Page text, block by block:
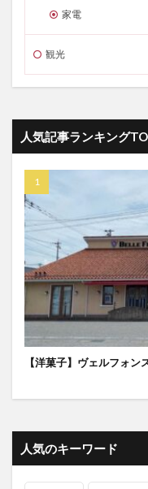
家電
観光
人気記事ランキング
【洋菓子】ヴェルフォン
人気のキーワード